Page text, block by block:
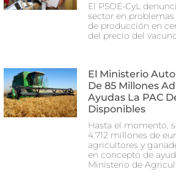
El PSOE-CyL
sector en
de producción en
del precio del
El Ministerio
De 85 Millones
Ayudas La PAC
Disponibles
Hasta el momento,
4.712 millones de
agricultores y
en concepto de
Ministerio de